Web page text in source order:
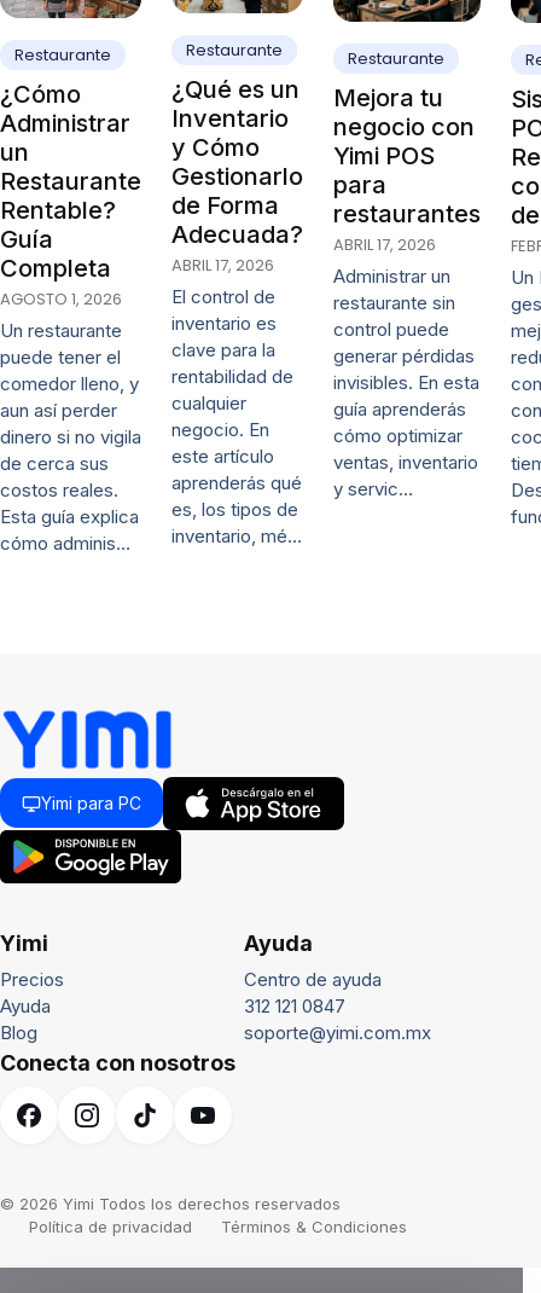
Restaurante
¿Cómo
Administrar
un
Restaurante
Rentable?
Guía
Completa
AGOSTO 1, 2026
Un restaurante
puede tener el
comedor lleno, y
aun así perder
dinero si no vigila
de cerca sus
costos reales.
Esta guía explica
cómo adminis…
Restaurante
¿Qué es un
Inventario
y Cómo
Gestionarlo
de Forma
Adecuada?
ABRIL 17, 2026
El control de
inventario es
clave para la
rentabilidad de
cualquier
negocio. En
este artículo
aprenderás qué
es, los tipos de
inventario, mé…
Restaurante
Mejora tu
negocio con
Yimi POS
para
restaurantes
ABRIL 17, 2026
Administrar un
restaurante sin
control puede
generar pérdidas
invisibles. En esta
guía aprenderás
cómo optimizar
ventas, inventario
y servic…
Un
Yimi para PC
Yimi
Precios
Ayuda
Blog
Ayuda
Centro de ayuda
312 121 0847
soporte@yimi.com.mx
Conecta con nosotros
© 2026 Yimi Todos los derechos reservados
Política de privacidad
Términos & Condiciones